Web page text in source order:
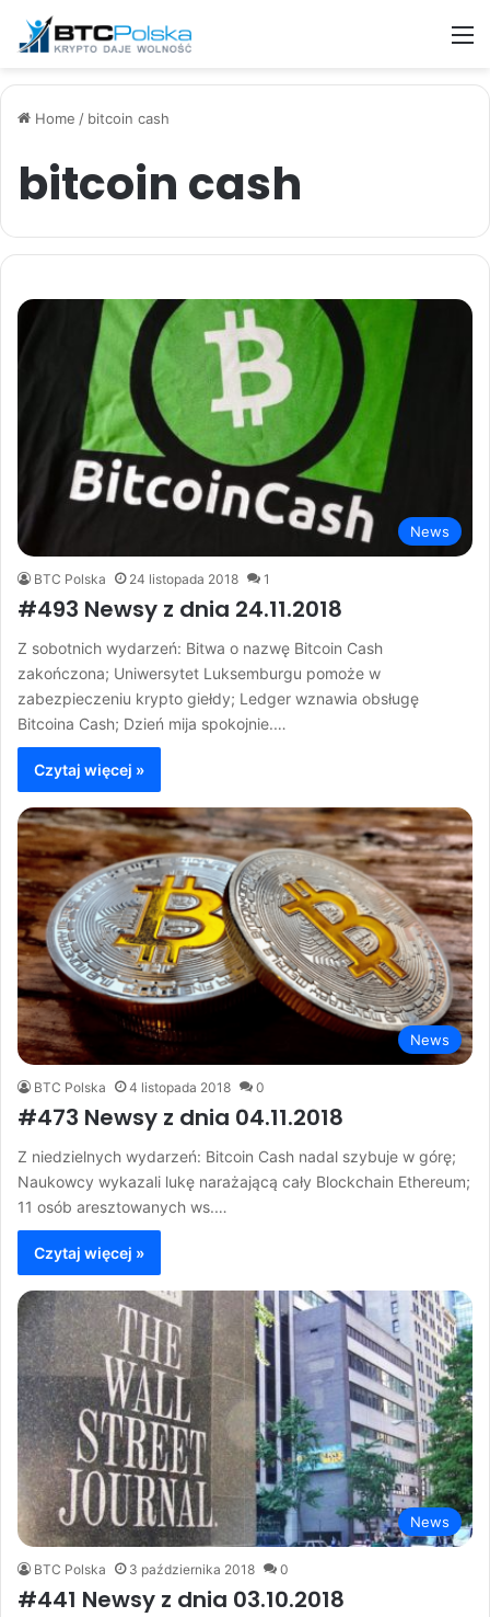
Home / bitcoin cash
bitcoin cash
News
BTC Polska 24 listopada 2018 1
#493 Newsy z dnia 24.11.2018
Z sobotnich wydarzeń: Bitwa o nazwę Bitcoin Cash
zakończona; Uniwersytet Luksemburgu pomoże w
zabezpieczeniu krypto giełdy; Ledger wznawia obsługę
Bitcoina Cash; Dzień mija spokojnie.…
Czytaj więcej »
News
BTC Polska 4 listopada 2018 0
#473 Newsy z dnia 04.11.2018
Z niedzielnych wydarzeń: Bitcoin Cash nadal szybuje w górę;
Naukowcy wykazali lukę narażającą cały Blockchain Ethereum;
11 osób aresztowanych ws.…
Czytaj więcej »
News
BTC Polska 3 października 2018 0
#441 Newsy z dnia 03.10.2018